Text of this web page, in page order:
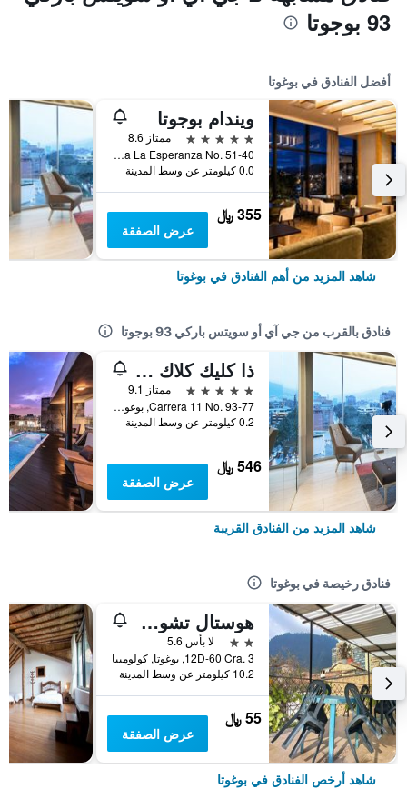
93 بوجوتا
أفضل الفنادق في بوغوتا
ويندام بوجوتا
5 نجوم
ممتاز 8.6
Avenida La Esperanza No. 51-40, بوغوتا, كولومبيا
0.0 كيلومتر عن وسط المدينة
355 ﷼
عرض الصفقة
شاهد المزيد من أهم الفنادق في بوغوتا
فنادق بالقرب من جي آي أو سويتس باركي 93 بوجوتا
ذا كليك كلاك هوتل بوجوتا
5 نجوم
ممتاز 9.1
Carrera 11 No. 93-77, بوغوتا, كولومبيا
0.2 كيلومتر عن وسط المدينة
546 ﷼
عرض الصفقة
شاهد المزيد من الفنادق القريبة
فنادق رخيصة في بوغوتا
هوستال تشورو دي كويفيدو كانديلاريا
2 نجمتين
لا بأس 5.6
12D-60 Cra. 3, بوغوتا, كولومبيا
10.2 كيلومتر عن وسط المدينة
55 ﷼
عرض الصفقة
شاهد أرخص الفنادق في بوغوتا